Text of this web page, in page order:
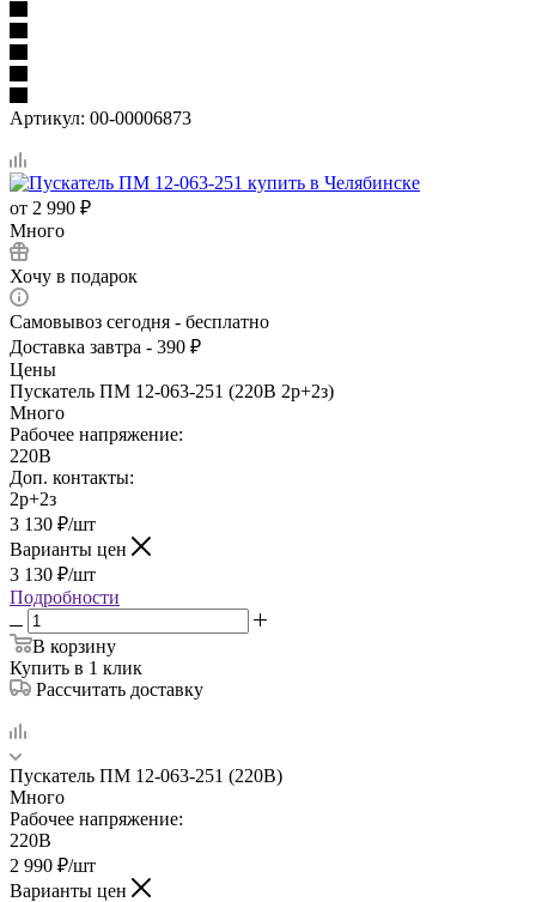
Артикул: 00-00006873
от 2 990 ₽
Много
Хочу в подарок
Самовывоз сегодня - бесплатно
Доставка завтра - 390 ₽
Цены
Пускатель ПМ 12-063-251 (220В 2р+2з)
Много
Рабочее напряжение:
220В
Доп. контакты:
2р+2з
3 130 ₽/шт
Варианты цен
3 130 ₽/шт
Подробности
В корзину
Купить в 1 клик
Рассчитать доставку
Пускатель ПМ 12-063-251 (220В)
Много
Рабочее напряжение:
220В
2 990 ₽/шт
Варианты цен